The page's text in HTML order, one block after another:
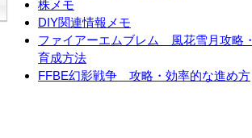
株メモ
DIY関連情報メモ
ファイアーエムブレム 風花雪月攻略・
育成方法
FFBE幻影戦争 攻略・効率的な進め方